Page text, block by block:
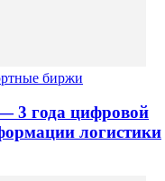
биржи
3 года цифровой
логистики